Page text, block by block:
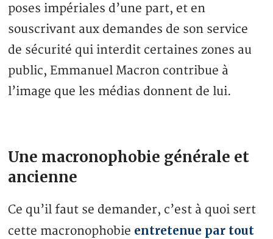
poses impériales d’une part, et en
souscrivant aux demandes de son service
de sécurité qui interdit certaines zones au
public, Emmanuel Macron contribue à
l’image que les médias donnent de lui.
Une macronophobie générale et
ancienne
Ce qu’il faut se demander, c’est à quoi sert
cette macronophobie entretenue par tout